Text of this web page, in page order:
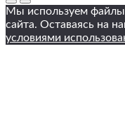
Мы используем файлы
сайта. Оставаясь на
условиями